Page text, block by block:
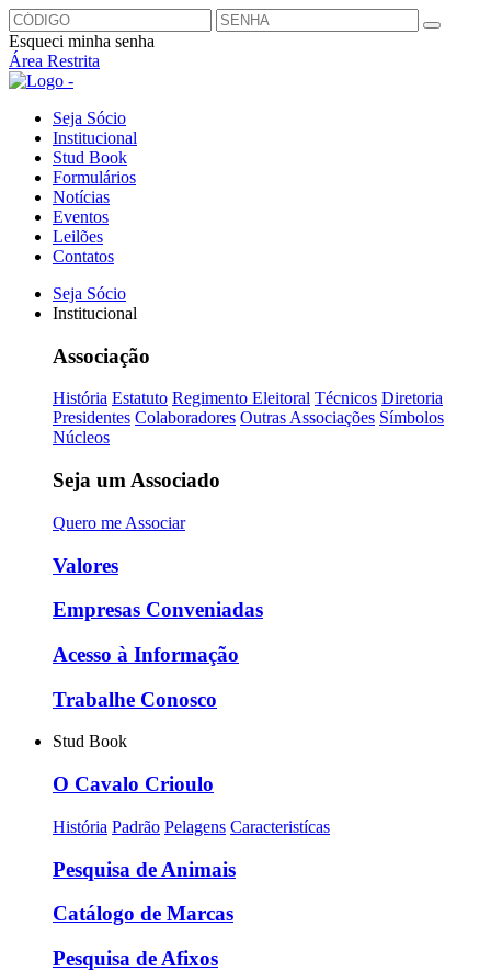
Esqueci minha senha
Área Restrita
Seja Sócio
Institucional
Stud Book
Formulários
Notícias
Eventos
Leilões
Contatos
Seja Sócio
Institucional
Associação
História Estatuto Regimento Eleitoral Técnicos Diretoria
Presidentes Colaboradores Outras Associações Símbolos
Núcleos
Seja um Associado
Quero me Associar
Valores
Empresas Conveniadas
Acesso à Informação
Trabalhe Conosco
Stud Book
O Cavalo Crioulo
História Padrão Pelagens Caracteristícas
Pesquisa de Animais
Catálogo de Marcas
Pesquisa de Afixos